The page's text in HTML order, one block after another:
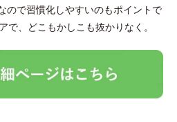
ので習慣化しやすいのもポイントで
で、どこもかしこも抜かりなく。